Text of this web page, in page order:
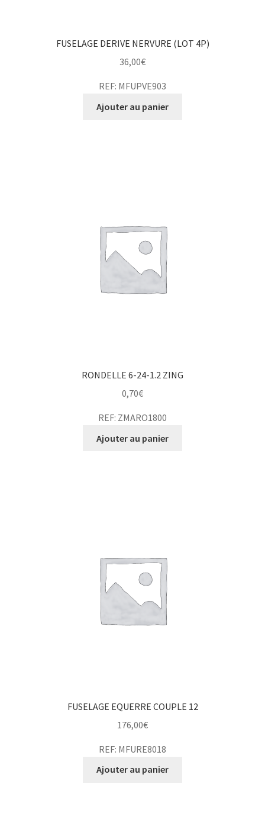
FUSELAGE DERIVE NERVURE (LOT 4P)
36,00€
REF: MFUPVE903
Ajouter au panier
RONDELLE 6-24-1.2 ZING
0,70€
REF: ZMARO1800
Ajouter au panier
FUSELAGE EQUERRE COUPLE 12
176,00€
REF: MFURE8018
Ajouter au panier